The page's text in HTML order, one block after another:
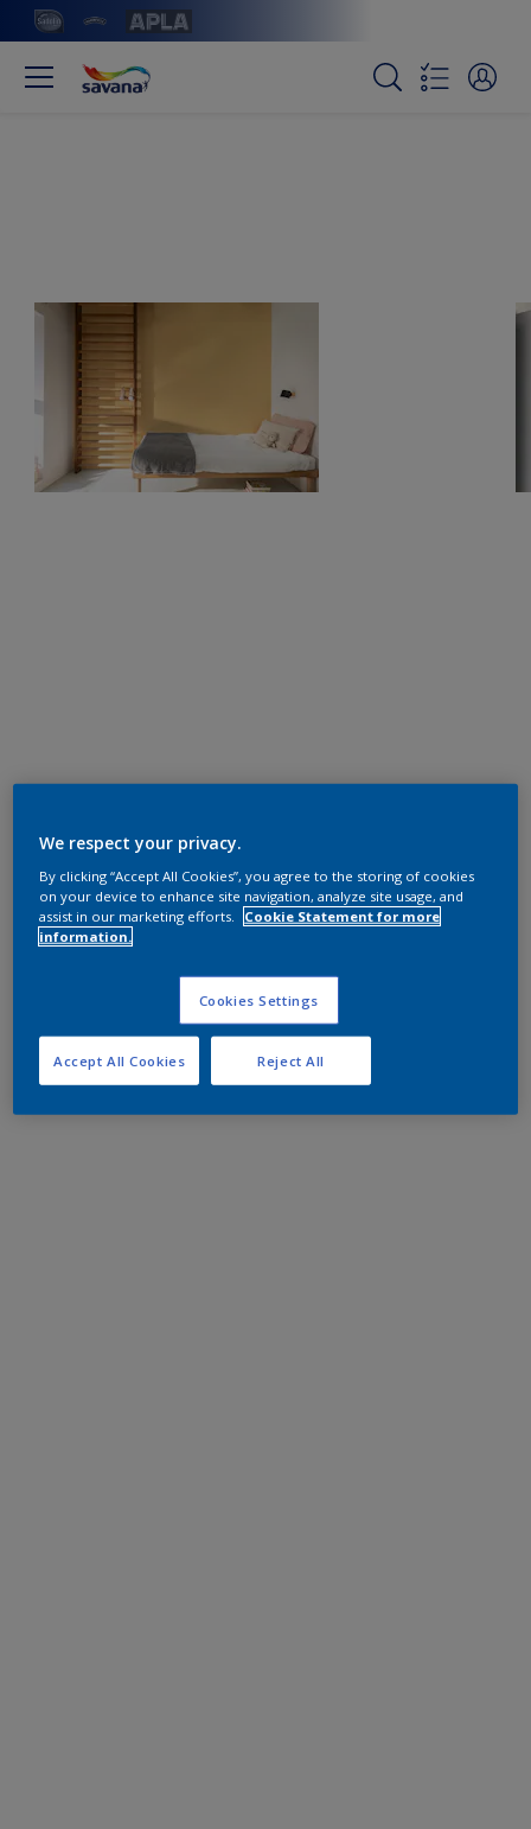
We respect your privacy.
By clicking “Accept All Cookies”, you agree to the storing of cookies
on your device to enhance site navigation, analyze site usage, and
assist in our marketing efforts.
Cookie Statement for more
information.
Cookies Settings
Reject All
Accept All Cookies